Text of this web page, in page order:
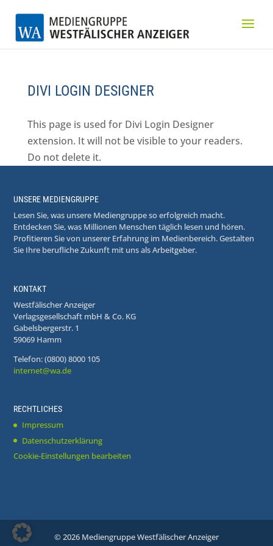
DIVI LOGIN DESIGNER
This page is used for Divi Login Designer
extension. It will not be visible to your readers.
Do not delete it.
UNSERE MEDIENGRUPPE
Lesen Sie, was unsere Mediengruppe so erfolgreich macht.
Entdecken Sie, was Millionen Menschen täglich lesen und hören.
Profitieren Sie von unserer Erfahrung im Medienbereich. Gestalten
Sie Ihre berufliche Zukunft mit uns als Arbeitgeber.
KONTAKT
Westfälischer Anzeiger
Verlagsgesellschaft mbH & Co. KG
Gabelsbergerstr. 1
59069 Hamm
Telefon: (0800) 8000 105
internet@wa.de
RECHTLICHES
Impressum
Datenschutzerklärung
Cookie-Einstellungen bearbeiten
©2026 Mediengruppe Westfälischer Anzeiger